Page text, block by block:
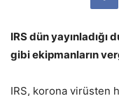
IRS dün
gibi ekipmanların
IRS, korona virüsten